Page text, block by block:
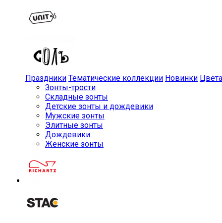
Праздники Тематические коллекции Новинки Цвета
Зонты-трости
Складные зонты
Детские зонты и дождевики
Мужские зонты
Элитные зонты
Дождевики
Женские зонты